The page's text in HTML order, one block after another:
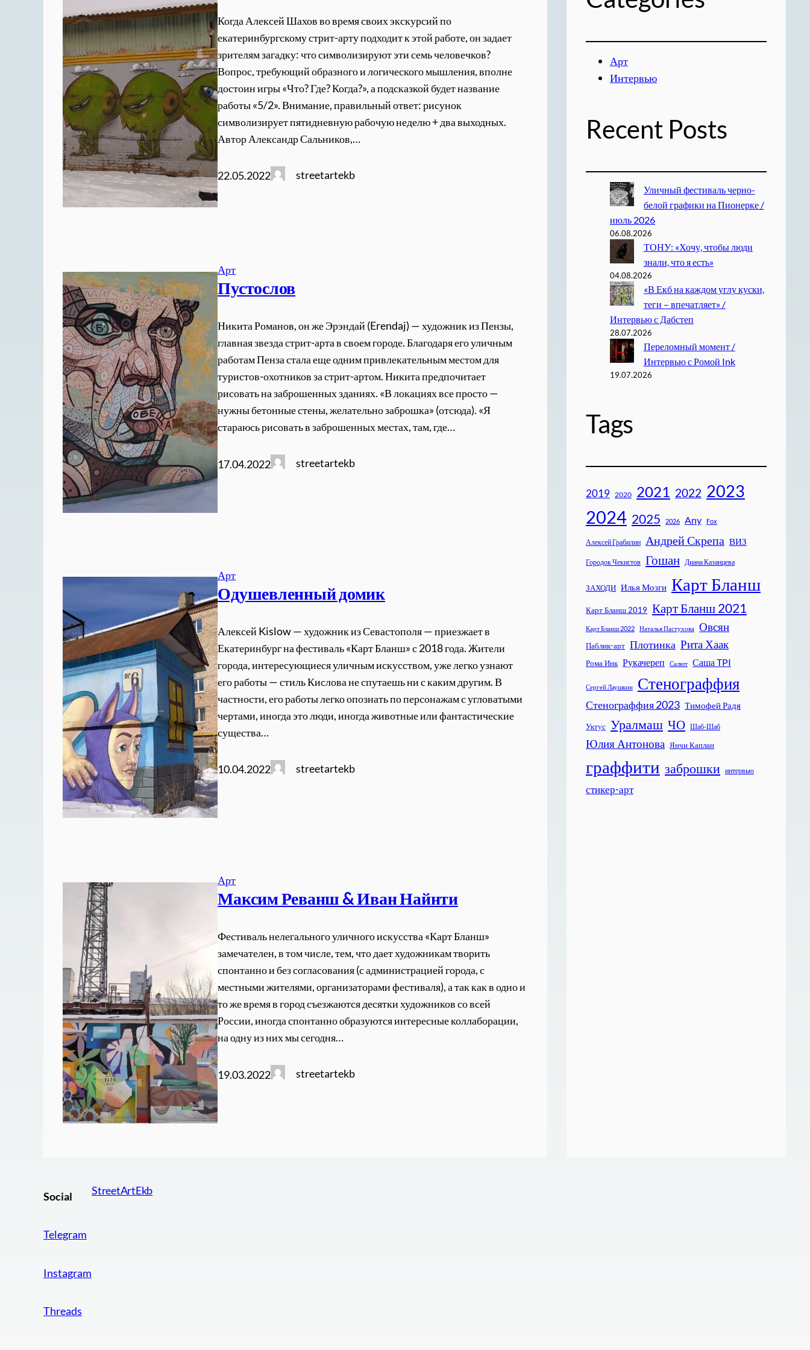
Когда Алексей Шахов во время своих экскурсий по
екатеринбургскому стрит-арту подходит к этой работе, он задает
зрителям загадку: что символизируют эти семь человечков?
Вопрос, требующий образного и логического мышления, вполне
достоин игры «Что? Где? Когда?», а подсказкой будет название
работы «5/2». Внимание, правильный ответ: рисунок
символизирует пятидневную рабочую неделю + два выходных.
Автор Александр Сальников,…
22.05.2022 streetartekb
Арт
Пустослов
Никита Романов, он же Эрэндай (Erendaj) — художник из Пензы,
главная звезда стрит-арта в своем городе. Благодаря его уличным
работам Пенза стала еще одним привлекательным местом для
туристов-охотников за стрит-артом. Никита предпочитает
рисовать на заброшенных зданиях. «В локациях все просто —
нужны бетонные стены, желательно заброшка» (отсюда). «Я
стараюсь рисовать в заброшенных местах, там, где…
17.04.2022 streetartekb
Арт
Одушевленный домик
Алексей Kislow — художник из Севастополя — приезжает в
Екатеринбург на фестиваль «Карт Бланш» с 2018 года. Жители
города, интересующиеся уличным искусством, уже легко узнают
его работы — стиль Кислова не спутаешь ни с каким другим. В
частности, его работы легко опознать по персонажам с угловатыми
чертами, иногда это люди, иногда животные или фантастические
существа…
10.04.2022 streetartekb
Арт
Максим Реванш & Иван Найнти
Фестиваль нелегального уличного искусства «Карт Бланш»
замечателен, в том числе, тем, что дает художникам творить
спонтанно и без согласования (с администрацией города, с
местными жителями, организаторами фестиваля), а так как в одно и
то же время в город съезжаются десятки художников со всей
России, иногда спонтанно образуются интересные коллаборации,
на одну из них мы сегодня…
19.03.2022 streetartekb
Арт
Интервью
Recent Posts
Уличный фестиваль черно-
белой графики на Пионерке /
июль 2026
06.08.2026
ТОНУ: «Хочу, чтобы люди
знали, что я есть»
04.08.2026
«В Екб на каждом углу куски,
теги – впечатляет» /
Интервью с Дабстеп
28.07.2026
Переломный момент /
Интервью с Ромой Ink
19.07.2026
Tags
2019 2020 2021 2022 2023
2024 2025 2026 Any Fox
Алексей Грабилин Андрей Скрепа ВИЗ
Городок Чекистов Гошан Диана Казанцева
ЗАХОДИ Илья Мозги Карт Бланш
Карт Бланш 2019 Карт Бланш 2021
Карт Бланш 2022 Наталья Пастухова Овсян
Паблик-арт Плотинка Рита Хаак
Рома Инк Рукачереп Салют Саша TPI
Сергей Лаушкин Стенограффия
Стенограффия 2023 Тимофей Радя
Уктус Уралмаш ЧО Шаб-Шаб
Юлия Антонова Янчи Каплан
граффити заброшки интервью
стикер-арт
Social
Telegram
Instagram
Threads
StreetArtEkb